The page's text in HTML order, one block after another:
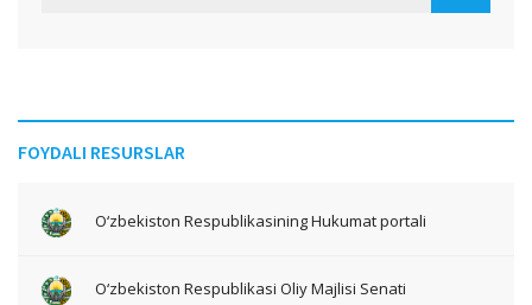
FOYDALI RESURSLAR
O‘zbekiston Respublikasining Hukumat portali
O‘zbekiston Respublikasi Oliy Majlisi Senati